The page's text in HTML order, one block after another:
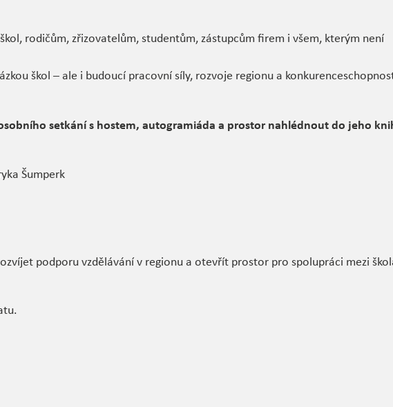
rodičům, zřizovatelům, studentům, zástupcům firem i všem, kterým není
škol – ale i budoucí pracovní síly, rozvoje regionu a
setkání s hostem, autogramiáda a prostor nahlédnout do jeho
Šumperk
podporu vzdělávání v regionu a otevřít prostor pro spolupráci mezi